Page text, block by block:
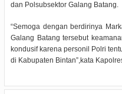
dan Polsubsektor Galang Batang.
“Semoga dengan berdirinya
Galang Batang tersebut
kondusif karena personil Polri
di Kabupaten Bintan”,kata